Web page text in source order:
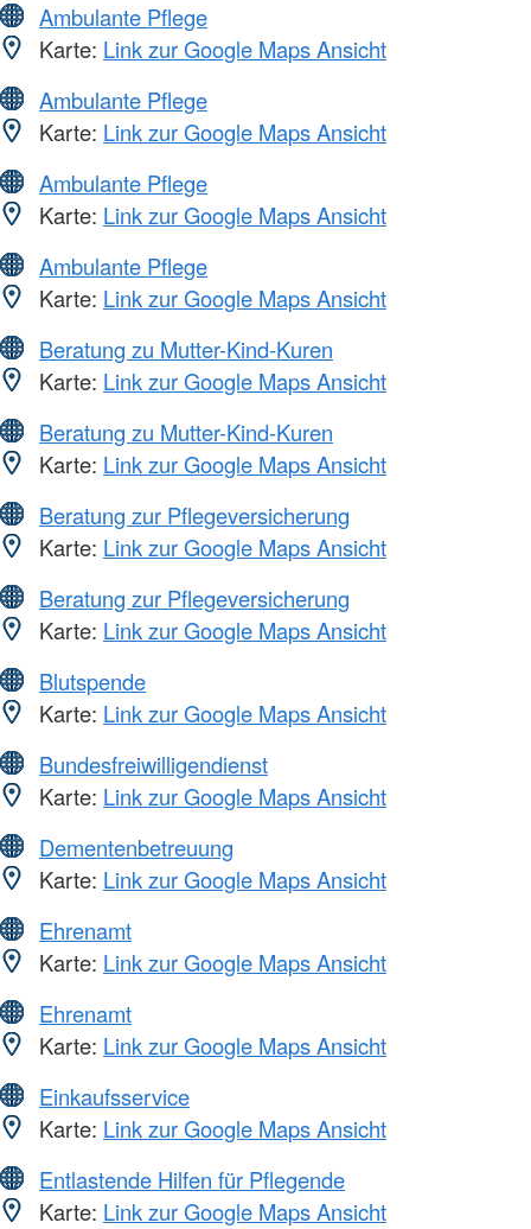
Ambulante Pflege
Karte: Link zur Google Maps Ansicht
Ambulante Pflege
Karte: Link zur Google Maps Ansicht
Ambulante Pflege
Karte: Link zur Google Maps Ansicht
Ambulante Pflege
Karte: Link zur Google Maps Ansicht
Beratung zu Mutter-Kind-Kuren
Karte: Link zur Google Maps Ansicht
Beratung zu Mutter-Kind-Kuren
Karte: Link zur Google Maps Ansicht
Beratung zur Pflegeversicherung
Karte: Link zur Google Maps Ansicht
Beratung zur Pflegeversicherung
Karte: Link zur Google Maps Ansicht
Blutspende
Karte: Link zur Google Maps Ansicht
Bundesfreiwilligendienst
Karte: Link zur Google Maps Ansicht
Dementenbetreuung
Karte: Link zur Google Maps Ansicht
Ehrenamt
Karte: Link zur Google Maps Ansicht
Ehrenamt
Karte: Link zur Google Maps Ansicht
Einkaufsservice
Karte: Link zur Google Maps Ansicht
Entlastende Hilfen für Pflegende
Karte: Link zur Google Maps Ansicht